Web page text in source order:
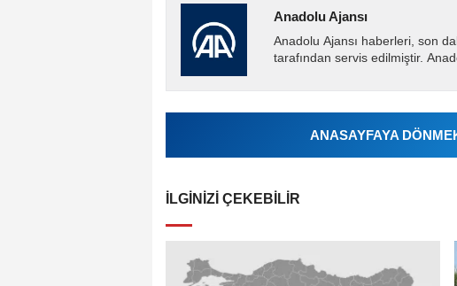
Anadolu Ajansı
Anadolu Ajansı haberleri, son
tarafından servis edilmiştir.
ANASAYFAYA
İLGINIZI ÇEKEBILIR